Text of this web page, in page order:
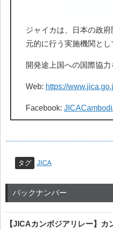
ジャイカは、日本の政
元的に行う実施機関とし
開発途上国への国際協力
Web: https://
Facebook:
タグ JICA
バックナンバー
【JICAカンボジアリレー】